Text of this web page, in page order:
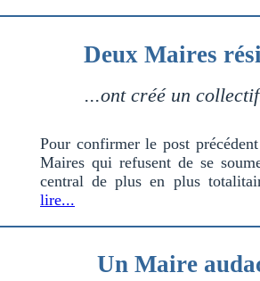
Deux Maires
...ont créé un
Pour confirmer le post
Maires qui refusent de se
central de plus en plus
lire...
Un Maire